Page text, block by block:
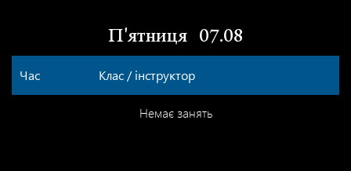
П'ятниця 07.08
Час Клас / інструктор
Немає занять